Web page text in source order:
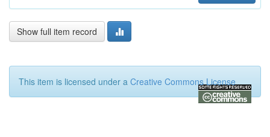
Show full item record
This item is licensed under a Creative Commons License